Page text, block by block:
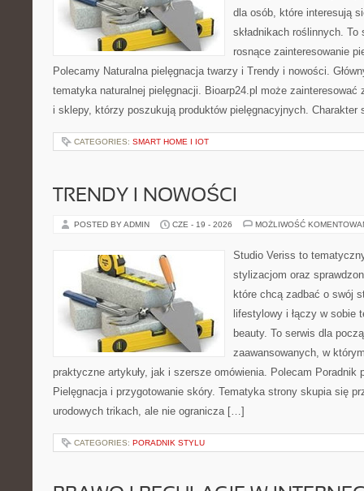
dla osób, które interesują
składnikach roślinnych.
rosnące zainteresowanie
Polecamy Naturalna pielęgnacja twarzy i Trendy i nowości.
tematyka naturalnej pielęgnacji. Bioarp24.pl może zainteresować
i sklepy, którzy poszukują produktów pielęgnacyjnych.
CATEGORIES: SMART HOME I IOT
TRENDY I NOWOŚCI
POSTED BY ADMIN CZE - 19 - 2026 MOŻLIWOŚĆ
Studio Veriss to
stylizacjom oraz
które chcą zadbać o swój
lifestylowy i łączy w sobie
beauty. To serwis dla
zaawansowanych, w
praktyczne artykuły, jak i szersze omówienia. Polecam
Pielęgnacja i przygotowanie skóry. Tematyka strony skupia się
urodowych trikach, ale nie ogranicza […]
CATEGORIES: PORADNIK STYLU